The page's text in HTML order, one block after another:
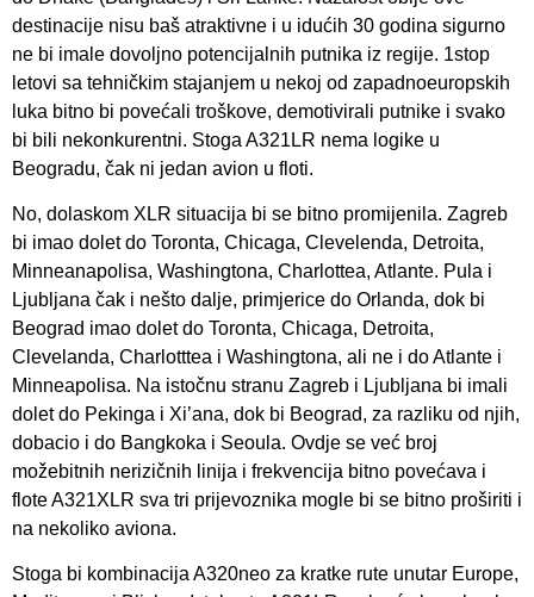
destinacije nisu baš atraktivne i u idućih 30 godina sigurno
ne bi imale dovoljno potencijalnih putnika iz regije. 1stop
letovi sa tehničkim stajanjem u nekoj od zapadnoeuropskih
luka bitno bi povećali troškove, demotivirali putnike i svako
bi bili nekonkurentni. Stoga A321LR nema logike u
Beogradu, čak ni jedan avion u floti.
No, dolaskom XLR situacija bi se bitno promijenila. Zagreb
bi imao dolet do Toronta, Chicaga, Clevelenda, Detroita,
Minneanapolisa, Washingtona, Charlottea, Atlante. Pula i
Ljubljana čak i nešto dalje, primjerice do Orlanda, dok bi
Beograd imao dolet do Toronta, Chicaga, Detroita,
Clevelanda, Charlotttea i Washingtona, ali ne i do Atlante i
Minneapolisa. Na istočnu stranu Zagreb i Ljubljana bi imali
dolet do Pekinga i Xi’ana, dok bi Beograd, za razliku od njih,
dobacio i do Bangkoka i Seoula. Ovdje se već broj
možebitnih nerizičnih linija i frekvencija bitno povećava i
flote A321XLR sva tri prijevoznika mogle bi se bitno proširiti i
na nekoliko aviona.
Stoga bi kombinacija A320neo za kratke rute unutar Europe,